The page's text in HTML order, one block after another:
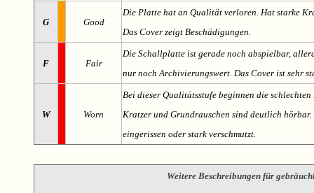
G Good
Die Platte hat an Qualität verloren. Hat starke
Das Cover zeigt Beschädigungen.
F Fair
Die Schallplatte ist gerade noch abspielbar,
nur noch Archivierungswert. Das Cover ist sehr
W Worn
Bei dieser Qualitätsstufe beginnen die
Kratzer und Grundrauschen sind deutlich
eingerissen oder stark verschmutzt.
Weitere Beschreibungen für